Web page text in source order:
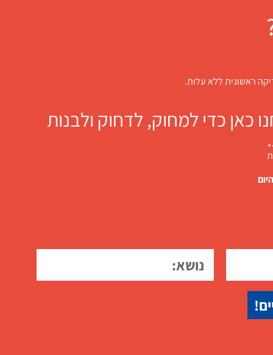
ראשונית ללא עלות.
כדי למחוק, לדחוק ולבנות